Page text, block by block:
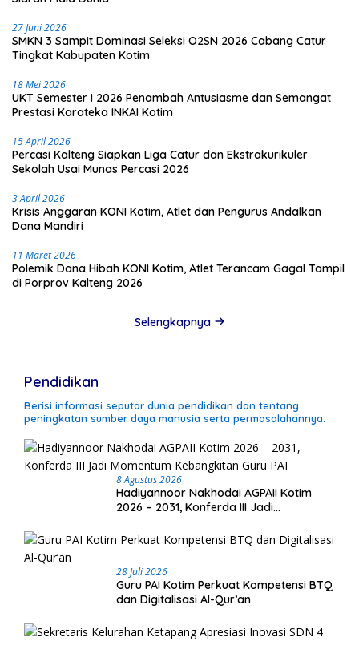
27 Juni 2026
SMKN 3 Sampit Dominasi Seleksi O2SN 2026 Cabang Catur
Tingkat Kabupaten Kotim
18 Mei 2026
UKT Semester I 2026 Penambah Antusiasme dan Semangat
Prestasi Karateka INKAI Kotim
15 April 2026
Percasi Kalteng Siapkan Liga Catur dan Ekstrakurikuler
Sekolah Usai Munas Percasi 2026
3 April 2026
Krisis Anggaran KONI Kotim, Atlet dan Pengurus Andalkan
Dana Mandiri
11 Maret 2026
Polemik Dana Hibah KONI Kotim, Atlet Terancam Gagal Tampil
di Porprov Kalteng 2026
Selengkapnya
Pendidikan
Berisi informasi seputar dunia pendidikan dan tentang
peningkatan sumber daya manusia serta permasalahannya.
8 Agustus 2026
Hadiyannoor Nakhodai AGPAII Kotim
2026 – 2031, Konferda III Jadi
28 Juli 2026
Guru PAI Kotim Perkuat Kompetensi BTQ
dan Digitalisasi Al-Qur’an